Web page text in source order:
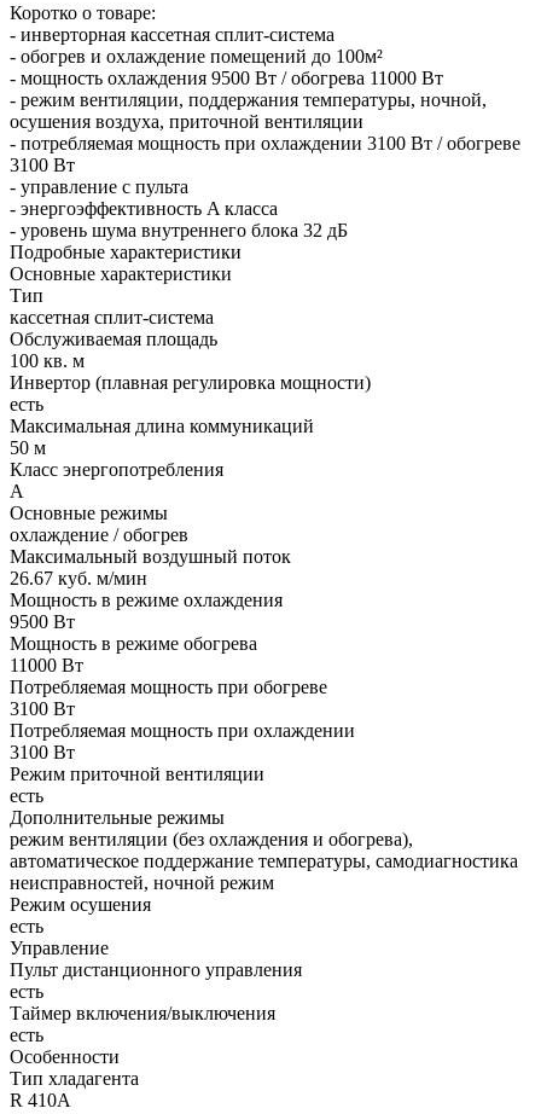
Коротко о товаре:
- инверторная кассетная сплит-система
- обогрев и охлаждение помещений до 100м²
- мощность охлаждения 9500 Вт / обогрева 11000 Вт
- режим вентиляции, поддержания температуры, ночной,
осушения воздуха, приточной вентиляции
- потребляемая мощность при охлаждении 3100 Вт / обогреве
3100 Вт
- управление с пульта
- энергоэффективность A класса
- уровень шума внутреннего блока 32 дБ
Подробные характеристики
Основные характеристики
Тип
кассетная сплит-система
Обслуживаемая площадь
100 кв. м
Инвертор (плавная регулировка мощности)
есть
Максимальная длина коммуникаций
50 м
Класс энергопотребления
A
Основные режимы
охлаждение / обогрев
Максимальный воздушный поток
26.67 куб. м/мин
Мощность в режиме охлаждения
9500 Вт
Мощность в режиме обогрева
11000 Вт
Потребляемая мощность при обогреве
3100 Вт
Потребляемая мощность при охлаждении
3100 Вт
Режим приточной вентиляции
есть
Дополнительные режимы
режим вентиляции (без охлаждения и обогрева),
автоматическое поддержание температуры, самодиагностика
неисправностей, ночной режим
Режим осушения
есть
Управление
Пульт дистанционного управления
есть
Таймер включения/выключения
есть
Особенности
Тип хладагента
R 410A